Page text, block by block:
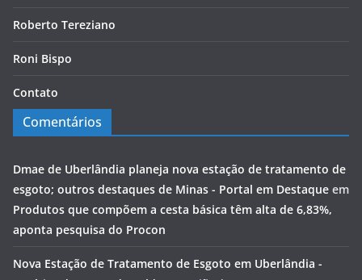
Roberto Tereziano
Roni Bispo
Contato
Comentários
Dmae de Uberlândia planeja nova estação de tratamento de
esgoto; outros destaques de Minas - Portal em Destaque em
Produtos que compõem a cesta básica têm alta de 6,83%,
aponta pesquisa do Procon
Nova Estação de Tratamento de Esgoto em Uberlândia -